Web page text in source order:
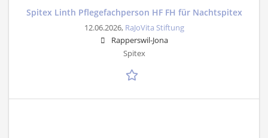
Spitex Linth Pflegefachperson HF FH für Nachtspitex
12.06.2026, RaJoVita Stiftung
Rapperswil-Jona
Spitex